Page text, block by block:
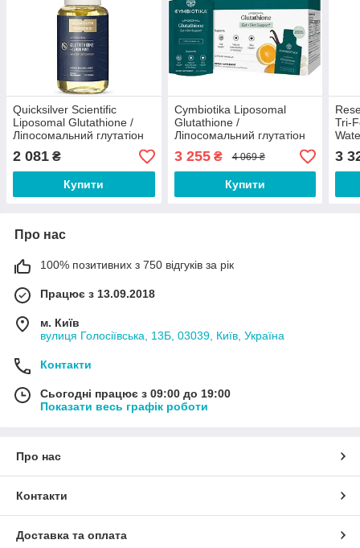
Quicksilver Scientific
Liposomal Glutathione /
Ліпосомальний глутатіон
лимонна м'ята 50 мл
2 081 ₴
Купити
Cymbiotika Liposomal
Glutathione /
Ліпосомальний глутатіон
26 саше Термін
30/11/2026
3 255₴ 4 069 ₴
Купити
Tri-
3
Про нас
100% позитивних з 750 відгуків за рік
Працює з 13.09.2018
м. Київ
вулиця Голосіївська, 13Б, 03039, Київ, Україна
Контакти
Сьогодні працює з 09:00 до 19:00
Показати весь графік роботи
Про нас
Контакти
Доставка та оплата